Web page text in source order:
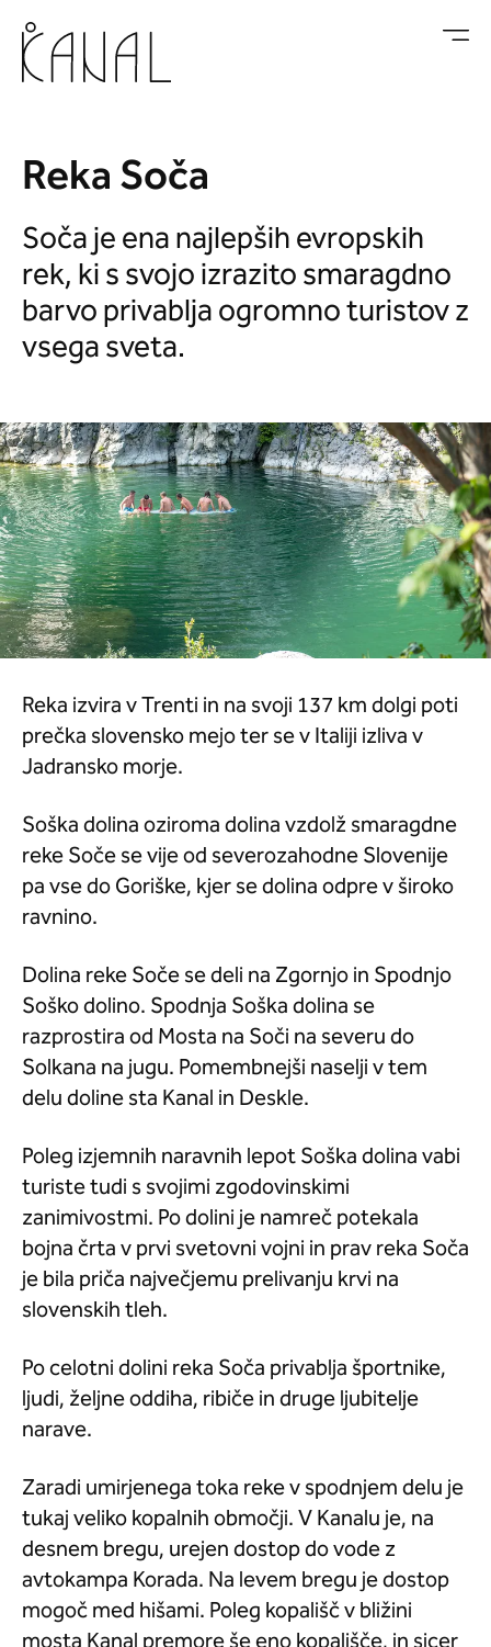
Reka Soča
Soča je ena najlepših evropskih
rek, ki s svojo izrazito smaragdno
barvo privablja ogromno turistov z
vsega sveta.
Reka izvira v Trenti in na svoji 137 km dolgi poti
prečka slovensko mejo ter se v Italiji izliva v
Jadransko morje.
Soška dolina oziroma dolina vzdolž smaragdne
reke Soče se vije od severozahodne Slovenije
pa vse do Goriške, kjer se dolina odpre v široko
ravnino.
Dolina reke Soče se deli na Zgornjo in Spodnjo
Soško dolino. Spodnja Soška dolina se
razprostira od Mosta na Soči na severu do
Solkana na jugu. Pomembnejši naselji v tem
delu doline sta Kanal in Deskle.
Poleg izjemnih naravnih lepot Soška dolina vabi
turiste tudi s svojimi zgodovinskimi
zanimivostmi. Po dolini je namreč potekala
bojna črta v prvi svetovni vojni in prav reka Soča
je bila priča največjemu prelivanju krvi na
slovenskih tleh.
Po celotni dolini reka Soča privablja športnike,
ljudi, željne oddiha, ribiče in druge ljubitelje
narave.
Zaradi umirjenega toka reke v spodnjem delu je
tukaj veliko kopalnih območji. V Kanalu je, na
desnem bregu, urejen dostop do vode z
avtokampa Korada. Na levem bregu je dostop
mogoč med hišami. Poleg kopališč v bližini